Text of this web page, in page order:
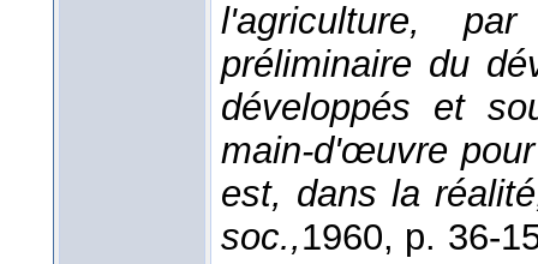
l'agriculture,
préliminaire du
développés et
main-d'œuvre
est, dans la
soc.,1960, p. 36-